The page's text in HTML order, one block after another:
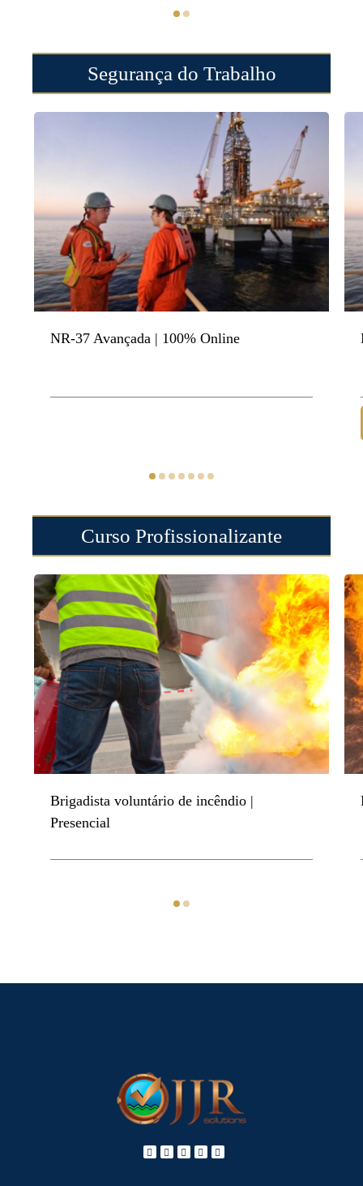
Segurança do Trabalho
NR-37 Avançada | 100% Online
Curso Profissionalizante
Brigadista voluntário de incêndio |
Presencial